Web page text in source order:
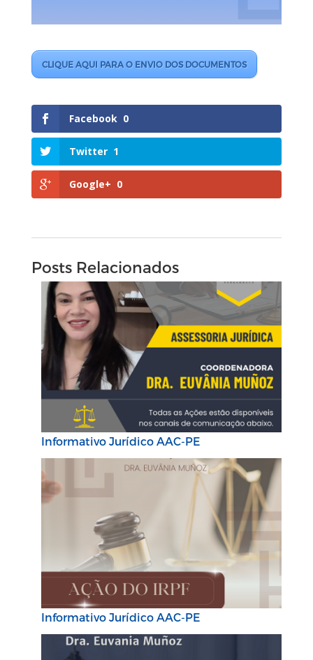
CLIQUE AQUI PARA O ENVIO DOS DOCUMENTOS
Facebook 0
Twitter 1
Google+ 0
Posts Relacionados
Informativo Jurídico AAC-PE
Informativo Jurídico AAC-PE